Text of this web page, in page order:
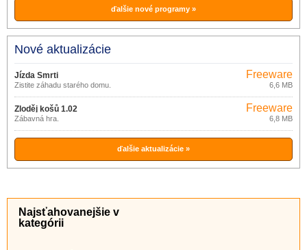
ďalšie nové programy »
Nové aktualizácie
Jízda Smrti
Zistite záhadu starého domu.
Freeware
6,6 MB
Zloděj košů 1.02
Zábavná hra.
Freeware
6,8 MB
ďalšie aktualizácie »
Najsťahovanejšie v
kategórii